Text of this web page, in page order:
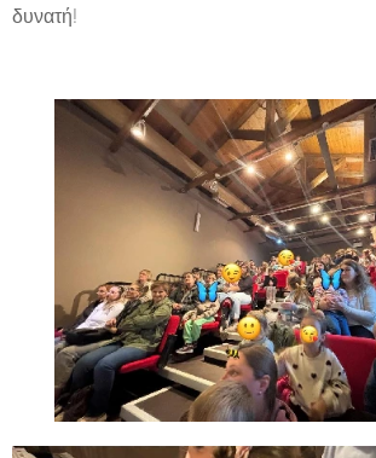
δυνατή!